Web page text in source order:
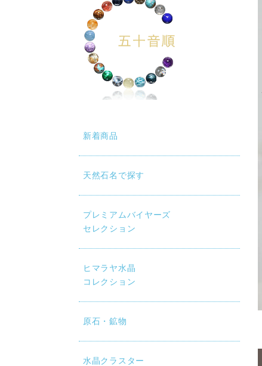
新着商品
天然石名で探す
プレミアムバイヤーズ
セレクション
ヒマラヤ水晶
コレクション
原石・鉱物
水晶クラスター